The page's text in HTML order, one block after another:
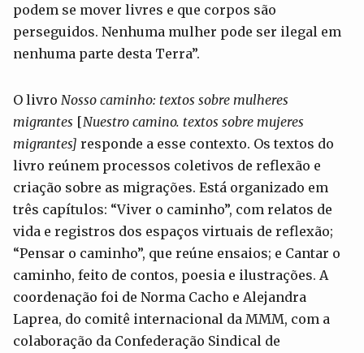
podem se mover livres e que corpos são
perseguidos. Nenhuma mulher pode ser ilegal em
nenhuma parte desta Terra”.
O livro Nosso caminho: textos sobre mulheres
migrantes [Nuestro camino. textos sobre mujeres
migrantes] responde a esse contexto. Os textos do
livro reúnem processos coletivos de reflexão e
criação sobre as migrações. Está organizado em
três capítulos: “Viver o caminho”, com relatos de
vida e registros dos espaços virtuais de reflexão;
“Pensar o caminho”, que reúne ensaios; e Cantar o
caminho, feito de contos, poesia e ilustrações. A
coordenação foi de Norma Cacho e Alejandra
Laprea, do comitê internacional da MMM, com a
colaboração da Confederação Sindical de